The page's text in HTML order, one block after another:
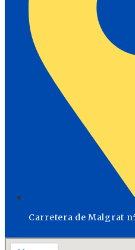
Carretera de Malgrat